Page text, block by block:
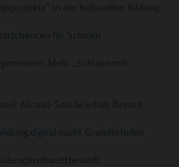
in der kulturellen Bildung
für Schulen
Mehr „Schulen mit
Nicolai-Schule erhält Besuch
sucht Grundschulen